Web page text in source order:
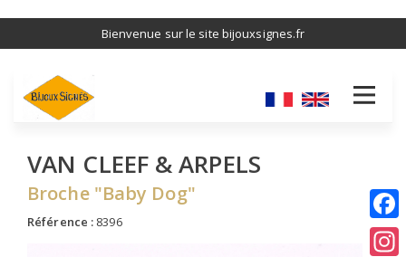
principal
Bienvenue sur le site bijouxsignes.fr
VAN CLEEF & ARPELS
Broche "Baby Dog"
Référence : 8396